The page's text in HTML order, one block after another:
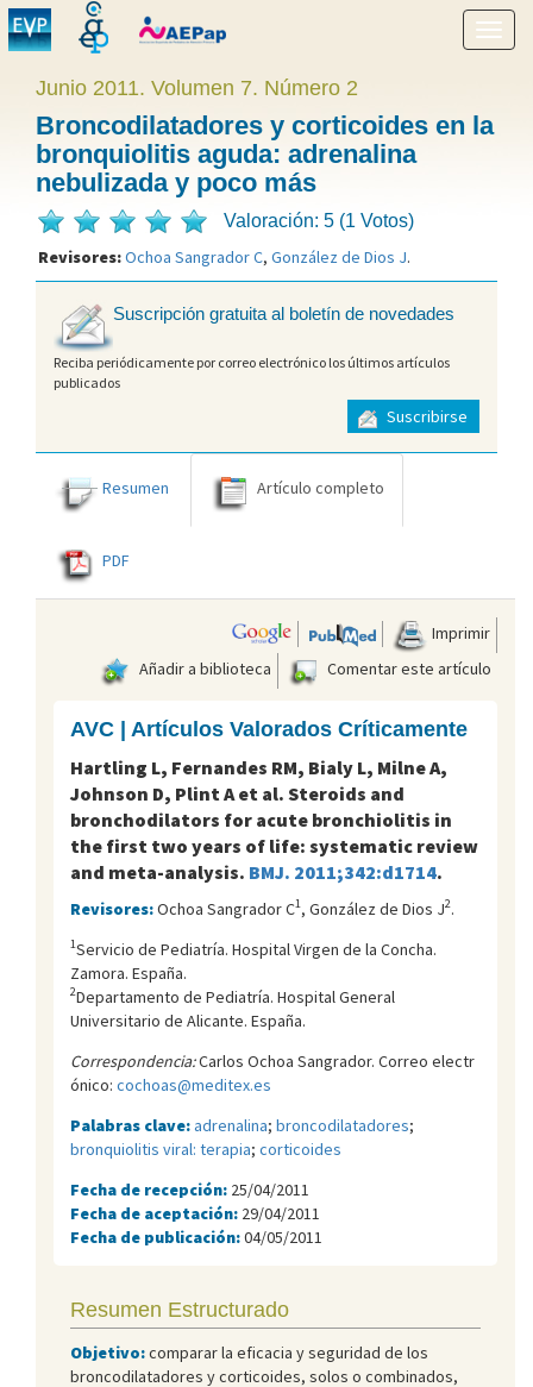
menú
Junio 2011. Volumen 7. Número 2
Broncodilatadores y corticoides en la
bronquiolitis aguda: adrenalina
nebulizada y poco más
Valoración: 5 (1 Votos)
Revisores:Ochoa Sangrador C, González de Dios J.
Suscripción gratuita al boletín de novedades
Reciba periódicamente por correo electrónico los últimos artículos
publicados
Suscribirse
Resumen Artículo completo
PDF
Imprimir
Añadir a biblioteca
Comentar este artículo
AVC | Artículos Valorados Críticamente
Hartling L, Fernandes RM, Bialy L, Milne A,
Johnson D, Plint A et al. Steroids and
bronchodilators for acute bronchiolitis in
the first two years of life: systematic review
and meta-analysis. BMJ. 2011;342:d1714.
Revisores:Ochoa Sangrador C1, González de Dios J2.
1Servicio de Pediatría. Hospital Virgen de la Concha.
Zamora. España.
2Departamento de Pediatría. Hospital General
Universitario de Alicante. España.
Correspondencia:Carlos Ochoa Sangrador. Correo electr
ónico: cochoas@meditex.es
Palabras clave:adrenalina; broncodilatadores;
bronquiolitis viral: terapia; corticoides
Fecha de recepción: 25/04/2011
Fecha de aceptación: 29/04/2011
Fecha de publicación:04/05/2011
Resumen Estructurado
Objetivo:comparar la eficacia y seguridad de los
broncodilatadores y corticoides, solos o combinados,